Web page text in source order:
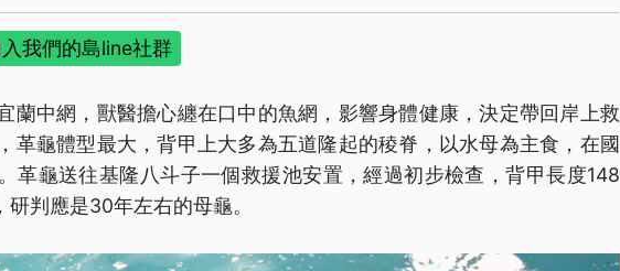
我們的島line社群
蘭中網，獸醫擔心纏在口中的魚網，影響身體健康，決定帶回岸上救
革龜體型最大，背甲上大多為五道隆起的稜脊，以水母為主食，在國
革龜送往基隆八斗子一個救援池安置，經過初步檢查，背甲長度148
判應是30年左右的母龜。